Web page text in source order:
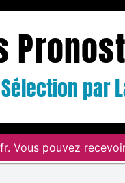
par
Vous pouvez